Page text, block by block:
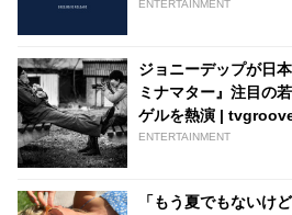
スも開催が決定 -
ENTERTAINMENT
ジョニーデップが日
ミナマター』注目の
ゲルを熱演 |
ENTERTAINMENT
「もう夏でもないけ